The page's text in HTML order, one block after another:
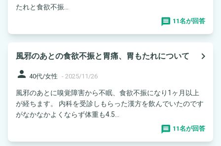
たれと食欲不振...
11名が回答
風邪のあとの食欲不振と胃痛、胃もたれについて
navigate_next
person 40代/女性 - 2025/11/26
風邪のあとに嗅覚障害から不眠、食欲不振になり1ヶ月以上
が経ちます。 内科を受診しもらった漢方を飲んでいたのです
がなかなかよくならず体重も4.5...
11名が回答